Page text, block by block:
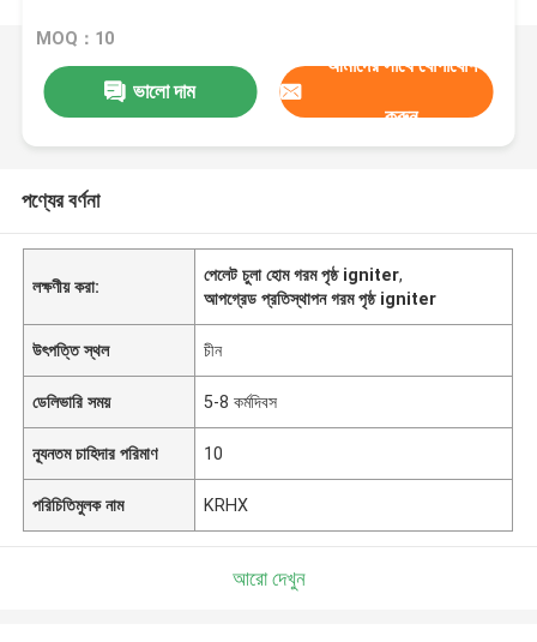
MOQ：10
ভালো দাম
আমাদের সাথে যোগাযোগ
করুন
পণ্যের বর্ণনা
লক্ষণীয় করা:
পেলেট চুলা হোম গরম পৃষ্ঠ igniter,
আপগ্রেড প্রতিস্থাপন গরম পৃষ্ঠ igniter
উৎপত্তি স্থল চীন
ডেলিভারি সময় 5-8 কর্মদিবস
ন্যূনতম চাহিদার পরিমাণ 10
পরিচিতিমুলক নাম KRHX
আরো দেখুন